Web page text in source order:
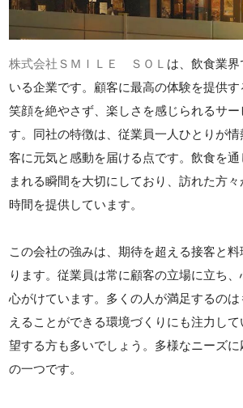
株式会社ＳＭＩＬＥ ＳＯＬ は、飲食業
いる企業です。顧客に最高の体験を提供
笑顔を絶やさず、楽しさを感じられるサー
す。同社の特徴は、従業員一人ひとりが
客に元気と感動を届ける点です。飲食を
まれる瞬間を大切にしており、訪れた方
時間を提供しています。
この会社の強みは、期待を超える接客と
ります。従業員は常に顧客の立場に立ち
心がけています。多くの人が満足するの
えることができる環境づくりにも注力し
望する方も多いでしょう。多様なニーズ
の一つです。